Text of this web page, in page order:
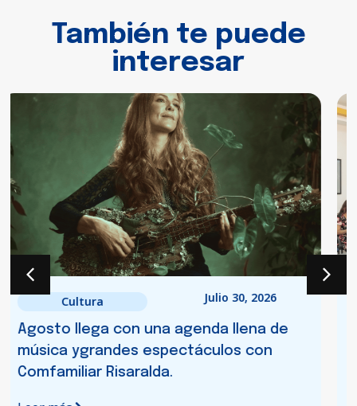
También te puede
interesar
Cultura Julio 8, 2026
Comfamiliar Risaralda impulsará el
desarrollo del sector audiovisual nueva
Unidad de Desarrollo Cinematográfico y